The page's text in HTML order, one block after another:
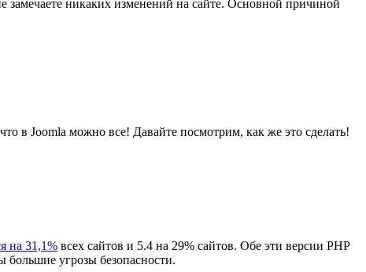
замечаете никаких изменений на сайте. Основной причиной
в Joomla можно все! Давайте посмотрим, как же это сделать!
на 31,1% всех сайтов и 5.4 на 29% сайтов. Обе эти версии PHP
большие угрозы безопасности.